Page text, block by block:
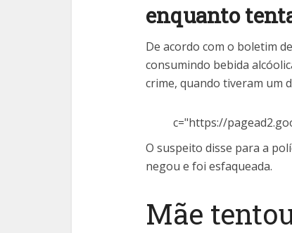
enquanto
De acordo com o boletim
consumindo bebida
crime, quando tiveram um
c="https://
O suspeito disse para a
negou e foi esfaqueada.
Mãe